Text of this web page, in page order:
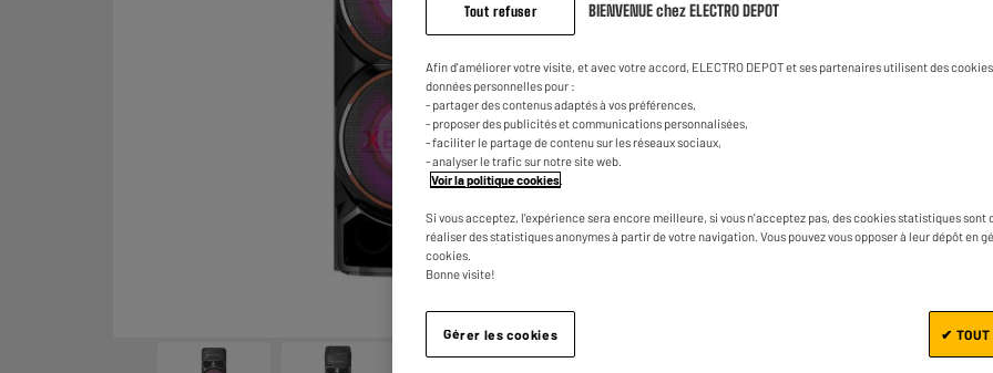
Tout refuser BIENVENUE chez ELECTRO DEPOT
Afin d'améliorer votre visite, et avec votre accord, ELECTRO DEPOT et ses partenaires utilisent des
données personnelles pour :
- partager des contenus adaptés à vos préférences,
- proposer des publicités et communications personnalisées,
- faciliter le partage de contenu sur les réseaux sociaux,
- analyser le trafic sur notre site web.
Voir la politique cookies
Si vous acceptez, l'expérience sera encore meilleure, si vous n'acceptez pas, des cookies statistiques sont
réaliser des statistiques anonymes à partir de votre navigation. Vous pouvez vous opposer à leur dépôt en
cookies.
Bonne visite!
Gérer les cookies ✔ TOUT